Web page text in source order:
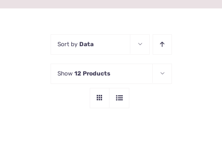
Sort by Data
Show 12 Products